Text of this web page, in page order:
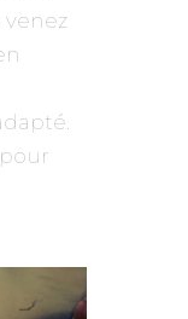
venez